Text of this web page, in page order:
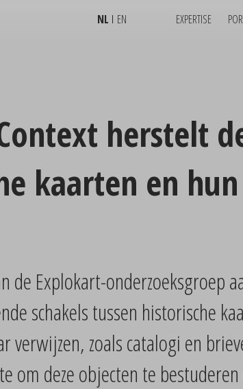
NL EN EXPERTISE
herstelt
kaarten en
Explokart-onderzoeksgroep
schakels tussen historische
verwijzen, zoals catalogi en
om deze objecten te